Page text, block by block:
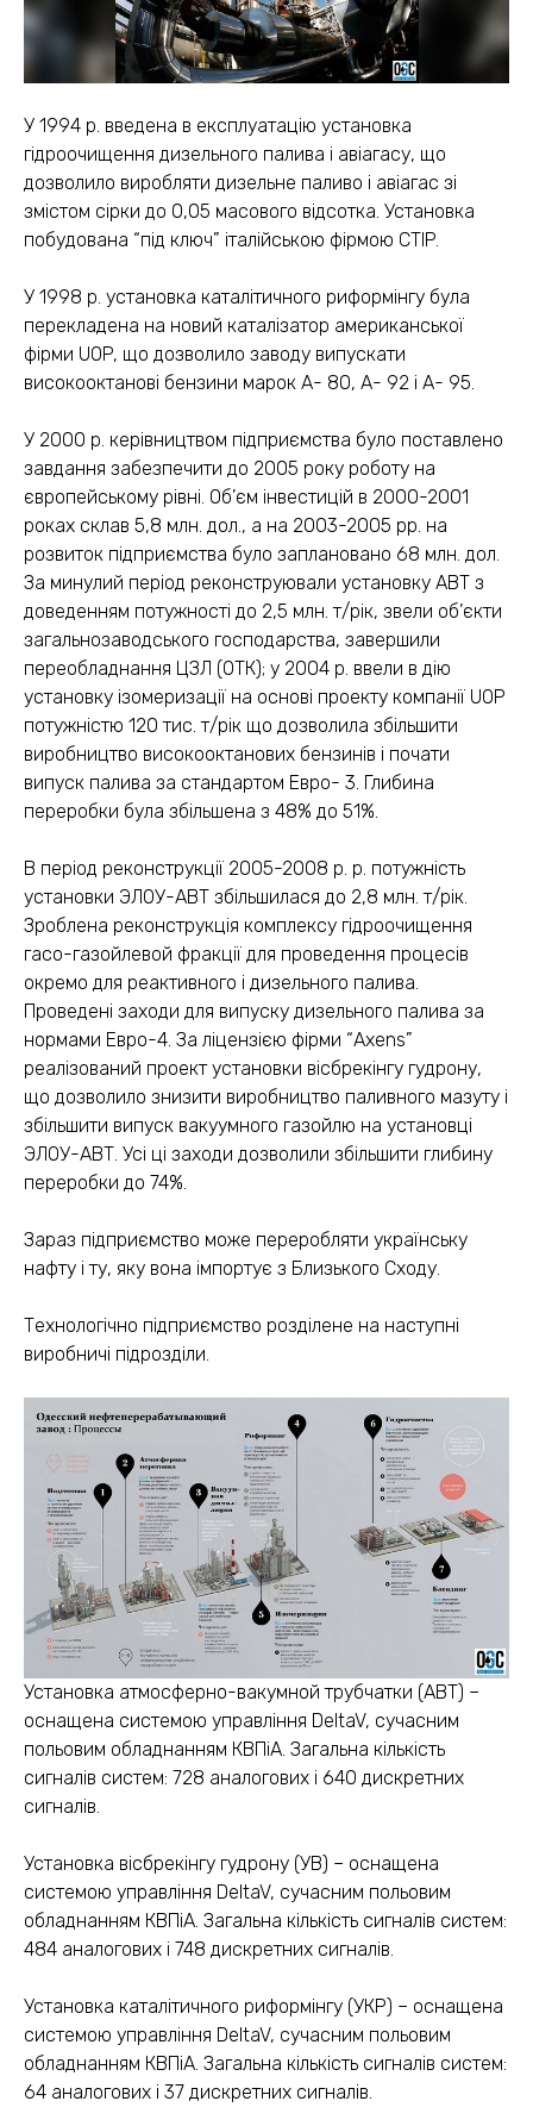
У 1994 р. введена в експлуатацію установка
гідроочищення дизельного палива і авіагасу, що
дозволило виробляти дизельне паливо і авіагас зі
змістом сірки до 0,05 масового відсотка. Установка
побудована “під ключ” італійською фірмою CTIP.
У 1998 р. установка каталітичного риформінгу була
перекладена на новий каталізатор американської
фірми UOP, що дозволило заводу випускати
високооктанові бензини марок А- 80, А- 92 і А- 95.
У 2000 р. керівництвом підприємства було поставлено
завдання забезпечити до 2005 року роботу на
європейському рівні. Об’єм інвестицій в 2000-2001
роках склав 5,8 млн. дол., а на 2003-2005 рр. на
розвиток підприємства було заплановано 68 млн. дол.
За минулий період реконструювали установку АВТ з
доведенням потужності до 2,5 млн. т/рік, звели об’єкти
загальнозаводського господарства, завершили
переобладнання ЦЗЛ (ОТК); у 2004 р. ввели в дію
установку ізомеризації на основі проекту компанії UOP
потужністю 120 тис. т/рік що дозволила збільшити
виробництво високооктанових бензинів і почати
випуск палива за стандартом Евро- 3. Глибина
переробки була збільшена з 48% до 51%.
В період реконструкції 2005-2008 р. р. потужність
установки ЭЛОУ-АВТ збільшилася до 2,8 млн. т/рік.
Зроблена реконструкція комплексу гідроочищення
гасо-газойлевой фракції для проведення процесів
окремо для реактивного і дизельного палива.
Проведені заходи для випуску дизельного палива за
нормами Евро-4. За ліцензією фірми “Axens”
реалізований проект установки вісбрекінгу гудрону,
що дозволило знизити виробництво паливного мазуту і
збільшити випуск вакуумного газойлю на установці
ЭЛОУ-АВТ. Усі ці заходи дозволили збільшити глибину
переробки до 74%.
Зараз підприємство може переробляти українську
нафту і ту, яку вона імпортує з Близького Сходу.
Технологічно підприємство розділене на наступні
виробничі підрозділи.
Установка атмосферно-вакумной трубчатки (АВТ) –
оснащена системою управління DeltaV, сучасним
польовим обладнанням КВПіА. Загальна кількість
сигналів систем: 728 аналогових і 640 дискретних
сигналів.
Установка вісбрекінгу гудрону (УВ) – оснащена
системою управління DeltaV, сучасним польовим
обладнанням КВПіА. Загальна кількість сигналів систем:
484 аналогових і 748 дискретних сигналів.
Установка каталітичного риформінгу (УКР) – оснащена
системою управління DeltaV, сучасним польовим
обладнанням КВПіА. Загальна кількість сигналів систем:
64 аналогових і 37 дискретних сигналів.